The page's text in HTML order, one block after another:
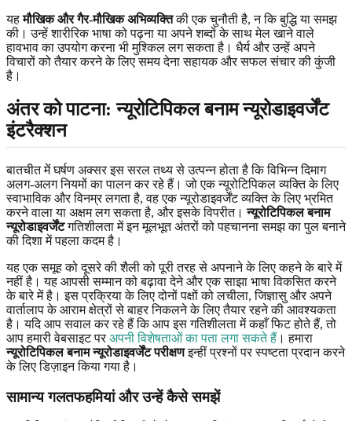
यहमौखिक और गैर-मौखिक अभिव्यक्तिकी एक चुनौती है, न कि बुद्धि या समझ
की। उन्हें शारीरिक भाषा को पढ़ना या अपने शब्दों के साथ मेल खाने वाले
हावभाव का उपयोग करना भी मुश्किल लग सकता है। धैर्य और उन्हें अपने
विचारों को तैयार करने के लिए समय देना सहायक और सफल संचार की कुंजी
है।
अंतर को पाटना: न्यूरोटिपिकल बनाम न्यूरोडाइवर्जेंट
इंटरैक्शन
बातचीत में घर्षण अक्सर इस सरल तथ्य से उत्पन्न होता है कि विभिन्न दिमाग
अलग-अलग नियमों का पालन कर रहे हैं। जो एक न्यूरोटिपिकल व्यक्ति के लिए
स्वाभाविक और विनम्र लगता है, वह एक न्यूरोडाइवर्जेंट व्यक्ति के लिए भ्रमित
करने वाला या अक्षम लग सकता है, और इसके विपरीत।न्यूरोटिपिकल बनाम
न्यूरोडाइवर्जेंटगतिशीलता में इन मूलभूत अंतरों को पहचानना समझ का पुल बनाने
की दिशा में पहला कदम है।
यह एक समूह को दूसरे की शैली को पूरी तरह से अपनाने के लिए कहने के बारे में
नहीं है। यह आपसी सम्मान को बढ़ावा देने और एक साझा भाषा विकसित करने
के बारे में है। इस प्रक्रिया के लिए दोनों पक्षों को लचीला, जिज्ञासु और अपने
वार्तालाप के आराम क्षेत्रों से बाहर निकलने के लिए तैयार रहने की आवश्यकता
है। यदि आप सवाल कर रहे हैं कि आप इस गतिशीलता में कहाँ फिट होते हैं, तो
आप हमारी वेबसाइट परअपनी विशेषताओं का पता लगा सकते हैं । हमारा
न्यूरोटिपिकल बनाम न्यूरोडाइवर्जेंट परीक्षणइन्हीं प्रश्नों पर स्पष्टता प्रदान करने
के लिए डिज़ाइन किया गया है।
सामान्य गलतफहमियां और उन्हें कैसे समझें